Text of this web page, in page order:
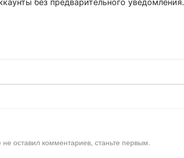
оставил комментариев, станьте первым.